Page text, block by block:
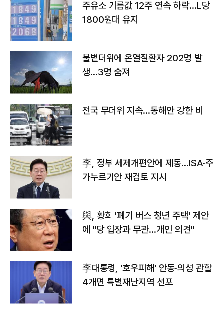
주유소 기름값 12주 연속 하락…L당
1800원대 유지
불볕더위에 온열질환자 202명 발
생…3명 숨져
전국 무더위 지속…동해안 강한 비
李, 정부 세제개편안에 제동…ISA·주
가누르기안 재검토 지시
與, 황희 '폐기 버스 청년 주택' 제안
에 "당 입장과 무관…개인 의견"
李대통령, '호우피해' 안동·의성 관할
4개면 특별재난지역 선포